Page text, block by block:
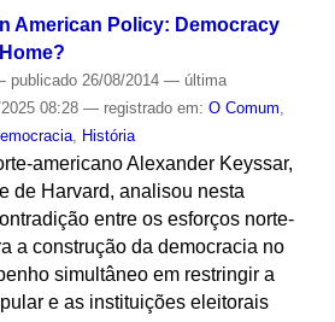
American Policy: Democracy
publicado26/08/2014 — última
08:28 — registrado em: O Comum
, História
americano Alexander Keyssar,
de Harvard, analisou nesta
entre os esforços norte-
a construção da democracia no
simultâneo em restringir a
e as instituições eleitorais